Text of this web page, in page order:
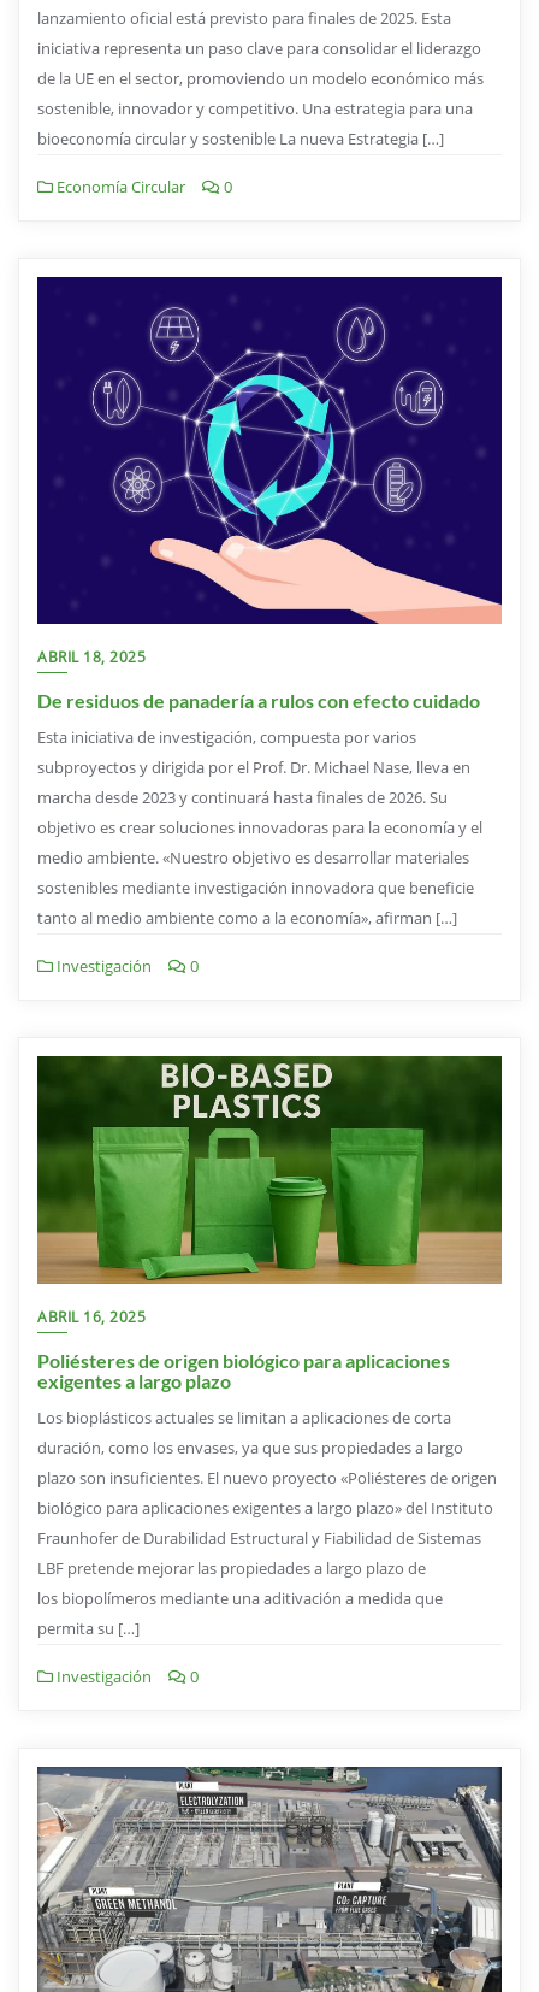
lanzamiento oficial está previsto para finales de 2025. Esta
iniciativa representa un paso clave para consolidar el liderazgo
de la UE en el sector, promoviendo un modelo económico más
sostenible, innovador y competitivo. Una estrategia para una
bioeconomía circular y sostenible La nueva Estrategia […]
Economía Circular 0
ABRIL 18, 2025
De residuos de panadería a rulos con efecto cuidado
Esta iniciativa de investigación, compuesta por varios
subproyectos y dirigida por el Prof. Dr. Michael Nase, lleva en
marcha desde 2023 y continuará hasta finales de 2026. Su
objetivo es crear soluciones innovadoras para la economía y el
medio ambiente. «Nuestro objetivo es desarrollar materiales
sostenibles mediante investigación innovadora que beneficie
tanto al medio ambiente como a la economía», afirman […]
Investigación 0
ABRIL 16, 2025
Poliésteres de origen biológico para aplicaciones
exigentes a largo plazo
Los bioplásticos actuales se limitan a aplicaciones de corta
duración, como los envases, ya que sus propiedades a largo
plazo son insuficientes. El nuevo proyecto «Poliésteres de origen
biológico para aplicaciones exigentes a largo plazo» del Instituto
Fraunhofer de Durabilidad Estructural y Fiabilidad de Sistemas
LBF pretende mejorar las propiedades a largo plazo de
los biopolímeros mediante una aditivación a medida que
permita su […]
Investigación 0